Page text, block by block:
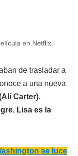
en Netflix.
de trasladar a
a una nueva
Carter).
Lisa es la
se luce